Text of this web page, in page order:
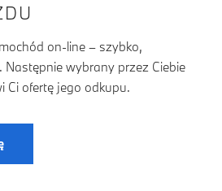
on-line – szybko,
Następnie wybrany przez Ciebie
Ci ofertę jego odkupu.